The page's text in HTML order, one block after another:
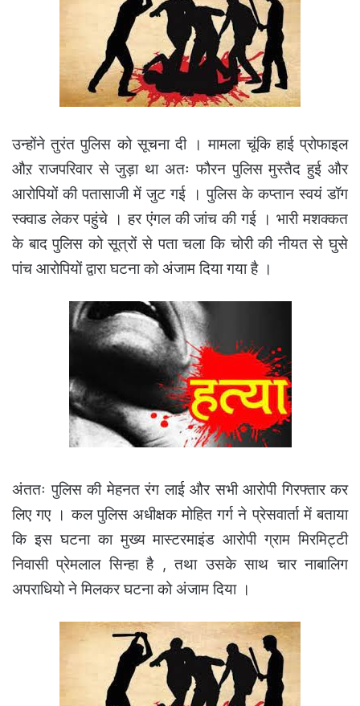
उन्होंने तुरंत पुलिस को सूचना दी । मामला चूंकि हाई प्रोफाइल
औऱ राजपरिवार से जुड़ा था अतः फौरन पुलिस मुस्तैद हुई और
आरोपियों की पतासाजी में जुट गई । पुलिस के कप्तान स्वयं डॉग
स्क्वाड लेकर पहुंचे । हर एंगल की जांच की गई । भारी मशक्कत
के बाद पुलिस को सूत्रों से पता चला कि चोरी की नीयत से घुसे
पांच आरोपियों द्वारा घटना को अंजाम दिया गया है ।
अंततः पुलिस की मेहनत रंग लाई और सभी आरोपी गिरफ्तार कर
लिए गए । कल पुलिस अधीक्षक मोहित गर्ग ने प्रेसवार्ता में बताया
कि इस घटना का मुख्य मास्टरमाइंड आरोपी ग्राम मिरमिट्टी
निवासी प्रेमलाल सिन्हा है , तथा उसके साथ चार नाबालिग
अपराधियो ने मिलकर घटना को अंजाम दिया ।